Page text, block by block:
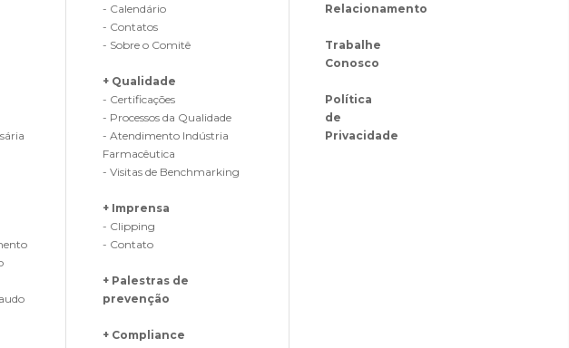
- Calendário
- Contatos
- Sobre o Comitê
+ Qualidade
- Certificações
- Processos da Qualidade
- Atendimento Indústria
Farmacêutica
- Visitas de Benchmarking
+ Imprensa
- Clipping
- Contato
+ Palestras de
prevenção
+ Compliance
Relacionamento
Trabalhe
Conosco
Política
de
Privacidade